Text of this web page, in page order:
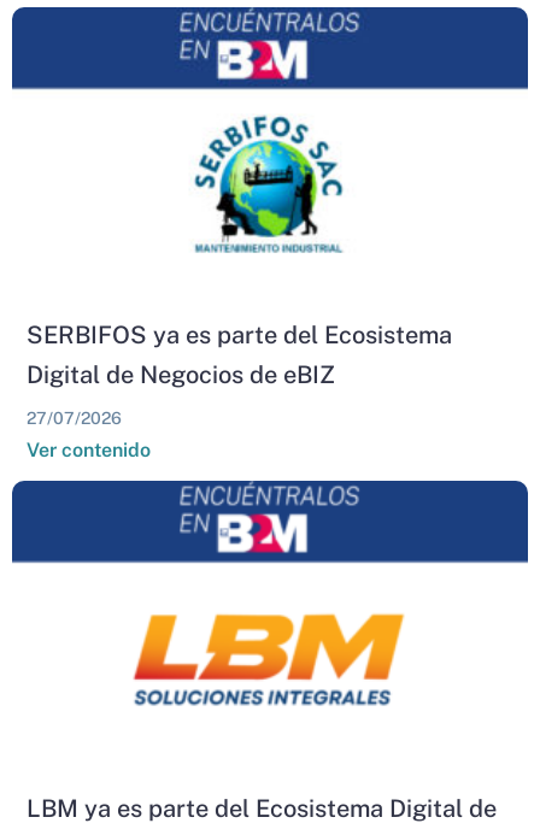
SERBIFOS ya es parte del Ecosistema
Digital de Negocios de eBIZ
27/07/2026
Ver contenido
LBM ya es parte del Ecosistema Digital de